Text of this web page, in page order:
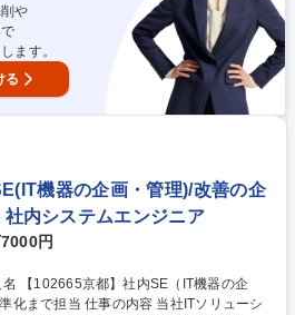
職
F.C.の運営企業
や
ます。
る
機器の企画・管理)/改善の企
内システムエンジニア
円
容 当社ITソリューシ